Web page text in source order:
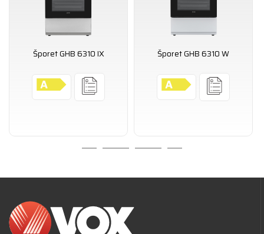
Šporet GHB 6310 IX Šporet GHB 6310 W